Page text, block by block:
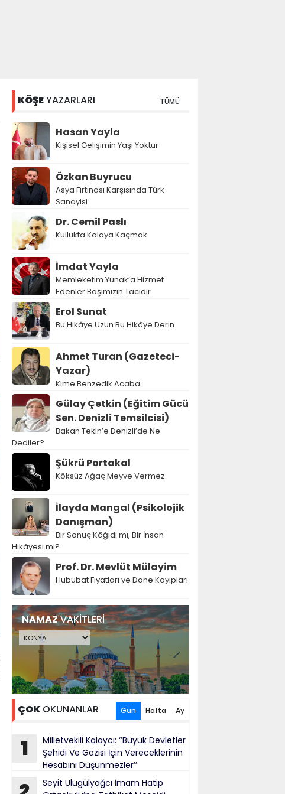
KÖŞEYAZARLARI TÜMÜ
Hasan Yayla
Kişisel Gelişimin Yaşı Yoktur
Özkan Buyrucu
Asya Fırtınası Karşısında Türk
Sanayisi
Dr. Cemil Paslı
Kullukta Kolaya Kaçmak
İmdat Yayla
Memleketim Yunak’a Hizmet
Edenler Başımızın Tacıdır
Erol Sunat
Bu Hikâye Uzun Bu Hikâye Derin
Ahmet Turan (Gazeteci-
Yazar)
Kime Benzedik Acaba
Gülay Çetkin (Eğitim Gücü
Sen. Denizli Temsilcisi)
Bakan Tekin’e Denizli’de Ne
Dediler?
Şükrü Portakal
Köksüz Ağaç Meyve Vermez
İlayda Mangal (Psikolojik
Danışman)
Bir Sonuç Kâğıdı mı, Bir İnsan
Hikâyesi mi?
Prof. Dr. Mevlüt Mülayim
Hububat Fiyatları ve Dane Kayıpları
NAMAZVAKİTLERİ
ÇOK OKUNANLAR Gün Hafta Ay
1
Milletvekili Kalaycı: ‘’Büyük Devletler
Şehidi Ve Gazisi İçin Vereceklerinin
Hesabını Düşünmezler’’
Seyit Ulugülyağcı İmam Hatip